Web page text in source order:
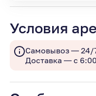
Условия
Самовывоз — 24/
Доставка — с